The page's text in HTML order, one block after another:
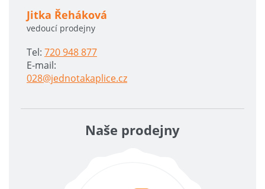
Jitka Řeháková
vedoucí prodejny
Tel: 720 948 877
E-mail:
028@jednotakaplice.cz
Naše prodejny